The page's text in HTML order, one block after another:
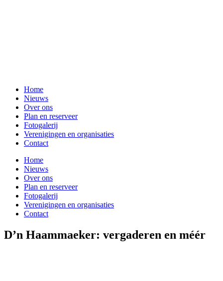
Home
Nieuws
Over ons
Plan en reserveer
Fotogalerij
Verenigingen en organisaties
Contact
Home
Nieuws
Over ons
Plan en reserveer
Fotogalerij
Verenigingen en organisaties
Contact
D’n Haammaeker: vergaderen en méér